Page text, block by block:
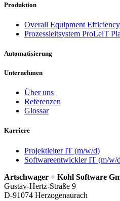
Produktion
Overall Equipment Efficiency
Prozessleitsystem ProLeiT
Automatisierung
Unternehmen
Über uns
Referenzen
Glossar
Karriere
Projektleiter IT (m/w/d)
Softwareentwickler IT (m/w/
Artschwager + Kohl Software
Gustav-Hertz-Straße 9
D-91074 Herzogenaurach